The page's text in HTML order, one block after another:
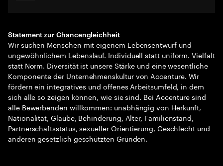
Statement zur Chancengleichheit
Wir suchen Menschen mit eigenem Lebensentwurf und
ungewöhnlichem Lebenslauf. Individuell statt uniform. Vielfalt
statt Norm. Diversität ist unsere Stärke und eine wesentliche
Komponente der Unternehmenskultur von Accenture. Wir
fördern ein integratives und offenes Arbeitsumfeld, in dem
sich alle so zeigen können, wie sie sind. Bei Accenture sind
alle Bewerbenden willkommen: unabhängig von Herkunft,
Nationalität, Glaube, Behinderung, Alter, Familienstand,
Partnerschaftsstatus, sexueller Orientierung, Geschlecht und
anderen gesetzlich geschützten Gründen.